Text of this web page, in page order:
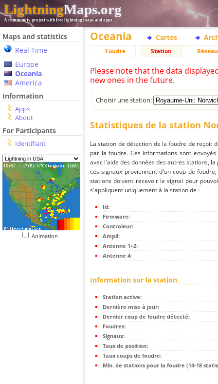
LightningMaps.org
A community project with free lightning maps and apps
Maps and statistics
Real Time
Europe
Oceania
America
Information
Apps
About
For Participants
Identifiant
Animation
Oceania Cartes
Foudre Station Réseau
Please note that the data
new ones in the future.
Choisir une station:
Statistiques de la station
La station de détection de la foudre de reçoit
par la foudre. Ces informations sont
avec l'aide des données des autres stations,
ces signaux proviennent d'un coup de
stations doivent recevoir le signal pour
s'appliquent uniquement à la station de :
Id:
Firmware:
Controleur:
Ampli:
Antenne 1+2:
Antenne 4:
Information sur la station
Station active:
Dernière mise à jour:
Dernier coup de foudre détecté:
Foudres:
Signaux:
Taux de position:
Taux coups de foudre:
Min. de stations pour la foudre (14-18